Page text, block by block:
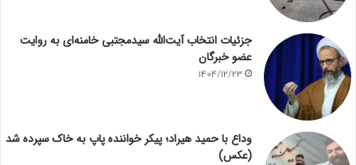
جزئیات انتخاب آیت‌الله سیدمجتبی خامنه‌ای به روایت
عضو خبرگان
1404/12/23
وداع با حمید هیراد؛ پیکر خواننده پاپ به خاک سپرده شد
(عکس)